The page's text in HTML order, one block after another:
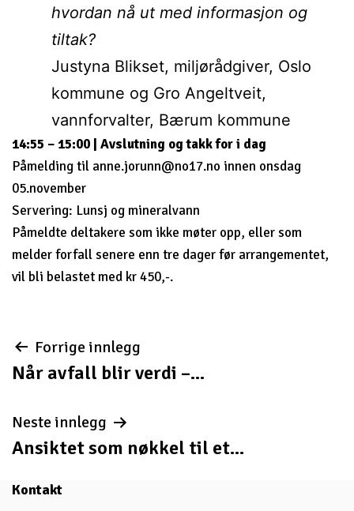
hvordan nå ut med informasjon og
tiltak?
Justyna Blikset, miljørådgiver, Oslo
kommune og Gro Angeltveit,
vannforvalter, Bærum kommune
14:55 – 15:00 | Avslutning og takk for i dag
Påmelding til anne.jorunn@no17.no innen onsdag
05.november
Servering: Lunsj og mineralvann
Påmeldte deltakere som ikke møter opp, eller som
melder forfall senere enn tre dager før arrangementet,
vil bli belastet med kr 450,-.
Innleggsnavigasjon
Forrige innlegg
Når avfall blir verdi –...
Neste innlegg
Ansiktet som nøkkel til et...
Kontakt